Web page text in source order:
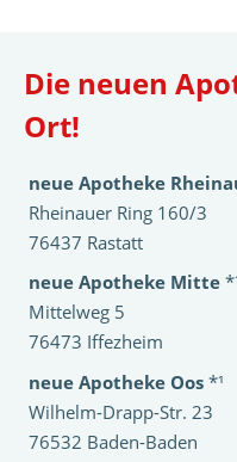
Die neuen
Ort!
neue Apotheke
Rheinauer Ring 160/3
76437 Rastatt
neue Apotheke Mitte
Mittelweg 5
76473 Iffezheim
neue Apotheke Oos *¹
Wilhelm-Drapp-Str. 23
76532 Baden-Baden